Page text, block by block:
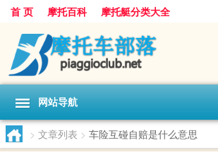
首 页 摩托百科 摩托艇分类大全
网站导航
> 文章列表 > 车险互碰自赔是什么意思